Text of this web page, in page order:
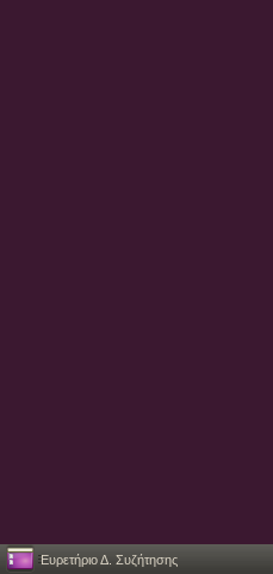
Ευρετήριο Δ. Συζήτησης